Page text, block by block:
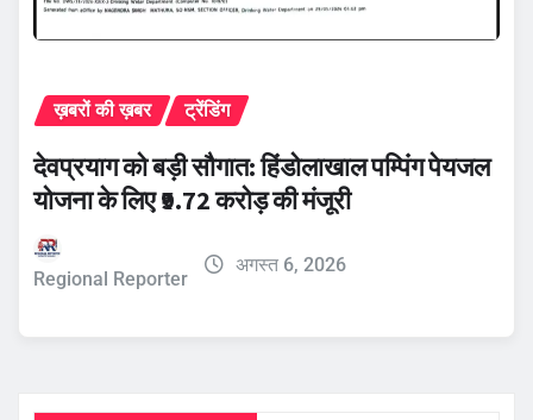
ख़बरों की ख़बर ट्रेंडिंग
देवप्रयाग को बड़ी सौगात: हिंडोलाखाल पम्पिंग पेयजल
योजना के लिए ₹9.72 करोड़ की मंजूरी
Regional Reporter
अगस्त 6, 2026